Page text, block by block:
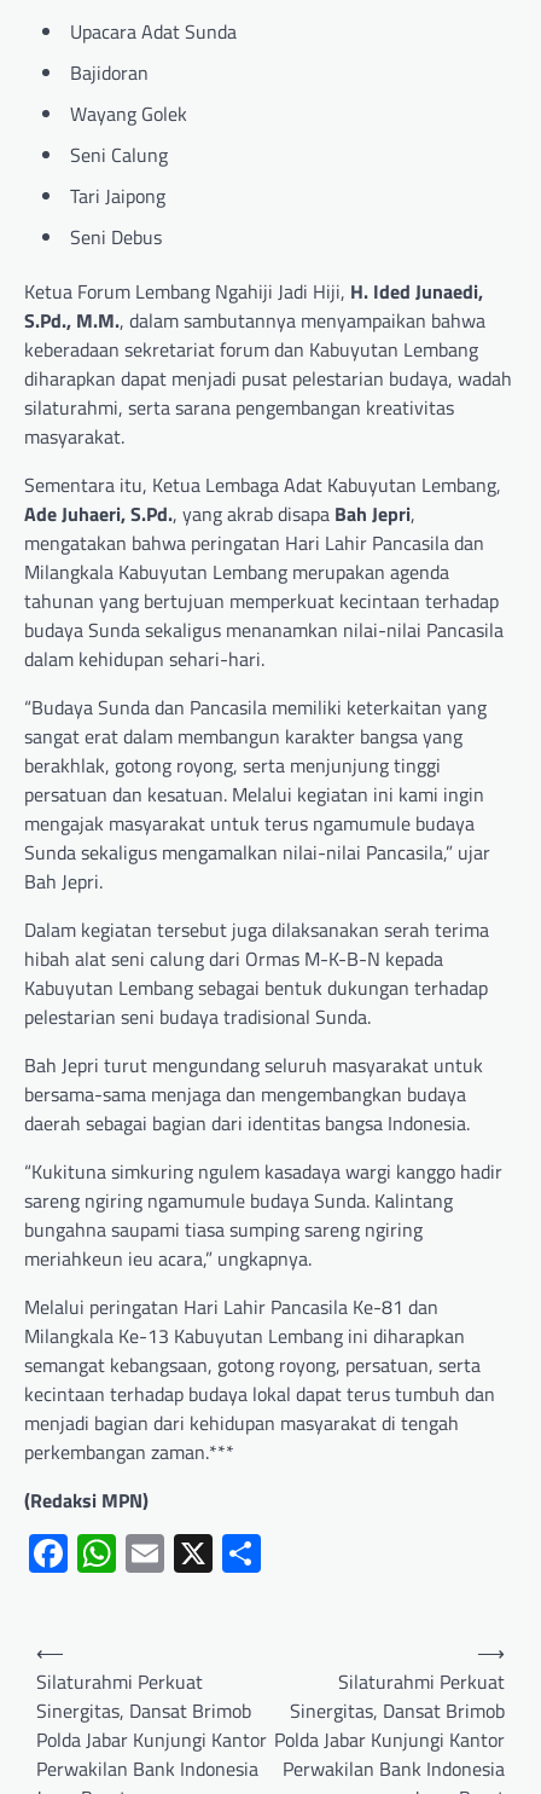
Upacara Adat Sunda
Bajidoran
Wayang Golek
Seni Calung
Tari Jaipong
Seni Debus
Ketua Forum Lembang Ngahiji Jadi Hiji, H. Ided Junaedi,
S.Pd., M.M., dalam sambutannya menyampaikan bahwa
keberadaan sekretariat forum dan Kabuyutan Lembang
diharapkan dapat menjadi pusat pelestarian budaya, wadah
silaturahmi, serta sarana pengembangan kreativitas
masyarakat.
Sementara itu, Ketua Lembaga Adat Kabuyutan Lembang,
Ade Juhaeri, S.Pd., yang akrab disapa Bah Jepri,
mengatakan bahwa peringatan Hari Lahir Pancasila dan
Milangkala Kabuyutan Lembang merupakan agenda
tahunan yang bertujuan memperkuat kecintaan terhadap
budaya Sunda sekaligus menanamkan nilai-nilai Pancasila
dalam kehidupan sehari-hari.
“Budaya Sunda dan Pancasila memiliki keterkaitan yang
sangat erat dalam membangun karakter bangsa yang
berakhlak, gotong royong, serta menjunjung tinggi
persatuan dan kesatuan. Melalui kegiatan ini kami ingin
mengajak masyarakat untuk terus ngamumule budaya
Sunda sekaligus mengamalkan nilai-nilai Pancasila,” ujar
Bah Jepri.
Dalam kegiatan tersebut juga dilaksanakan serah terima
hibah alat seni calung dari Ormas M-K-B-N kepada
Kabuyutan Lembang sebagai bentuk dukungan terhadap
pelestarian seni budaya tradisional Sunda.
Bah Jepri turut mengundang seluruh masyarakat untuk
bersama-sama menjaga dan mengembangkan budaya
daerah sebagai bagian dari identitas bangsa Indonesia.
“Kukituna simkuring ngulem kasadaya wargi kanggo hadir
sareng ngiring ngamumule budaya Sunda. Kalintang
bungahna saupami tiasa sumping sareng ngiring
meriahkeun ieu acara,” ungkapnya.
Melalui peringatan Hari Lahir Pancasila Ke-81 dan
Milangkala Ke-13 Kabuyutan Lembang ini diharapkan
semangat kebangsaan, gotong royong, persatuan, serta
kecintaan terhadap budaya lokal dapat terus tumbuh dan
menjadi bagian dari kehidupan masyarakat di tengah
perkembangan zaman.***
(Redaksi MPN)
Facebook
WhatsApp
Email
X
⟵
Silaturahmi Perkuat
Sinergitas, Dansat Brimob
Polda Jabar Kunjungi Kantor
Perwakilan Bank Indonesia
Silaturahmi Perkuat
Sinergitas, Dansat Brimob
Polda Jabar Kunjungi Kantor
Perwakilan Bank Indonesia
⟶